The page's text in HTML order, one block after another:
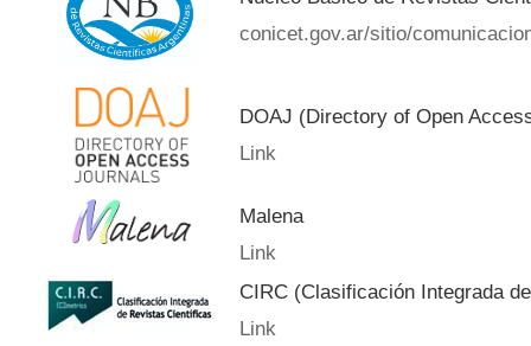
conicet.gov.ar/sitio/
DOAJ (Directory of Open
Link
Malena
Link
CIRC (Clasificación Integrada
Link